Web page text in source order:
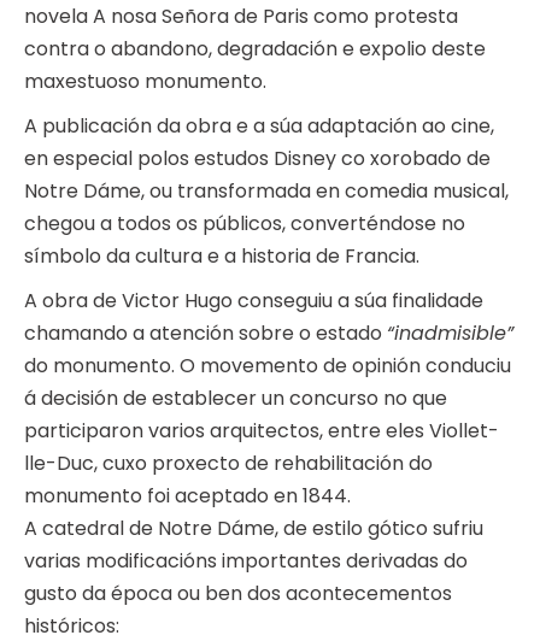
novela A nosa Señora de Paris como protesta
contra o abandono, degradación e expolio deste
maxestuoso monumento.
A publicación da obra e a súa adaptación ao cine,
en especial polos estudos Disney co xorobado de
Notre Dáme, ou transformada en comedia musical,
chegou a todos os públicos, converténdose no
símbolo da cultura e a historia de Francia.
A obra de Victor Hugo conseguiu a súa finalidade
chamando a atención sobre o estado “inadmisible”
do monumento. O movemento de opinión conduciu
á decisión de establecer un concurso no que
participaron varios arquitectos, entre eles Viollet-
lle-Duc, cuxo proxecto de rehabilitación do
monumento foi aceptado en 1844.
A catedral de Notre Dáme, de estilo gótico sufriu
varias modificacións importantes derivadas do
gusto da época ou ben dos acontecementos
históricos: